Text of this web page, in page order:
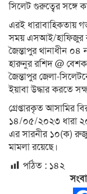
সিলেট গুরুত্বের সঙ্গে
এরই ধারাবাহিকতায়
সময় এসআই/হাফিজুর
জৈন্তাপুর থানাধীন
হারুনুর রশিদ @
জৈন্তাপুর জেলা-
ইয়াবা উদ্ধার করতে
গ্রেপ্তারকৃত আসামির
১৪/০৫/২০২৩ ধারা
এর সারনীর ১০(ক)
মামলা রয়েছে।
পঠিত : ১৪২